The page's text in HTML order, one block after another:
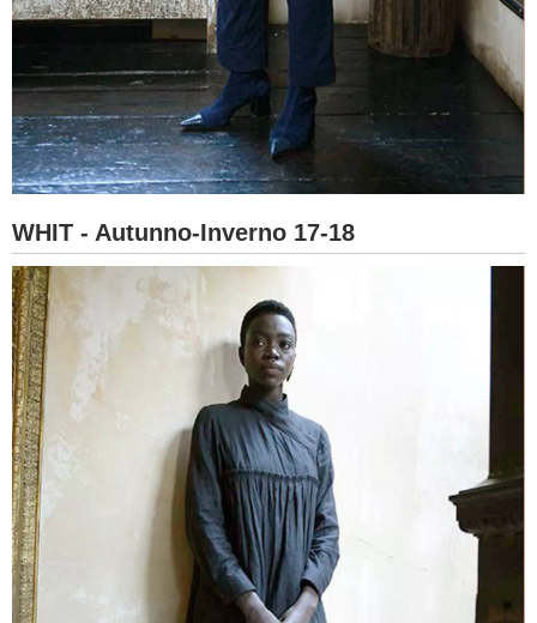
WHIT - Autunno-Inverno 17-18